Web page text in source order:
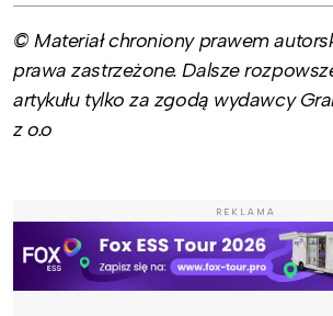
© Materiał chroniony prawem
prawa zastrzeżone. Dalsze
artykułu tylko za zgodą wydawcy
z o.o
REKLAMA